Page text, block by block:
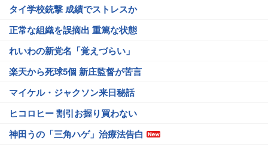
タイ学校銃撃 成績でストレスか
正常な組織を誤摘出 重篤な状態
れいわの新党名「覚えづらい」
楽天から死球5個 新庄監督が苦言
マイケル・ジャクソン来日秘話
ヒコロヒー 割引お握り買わない
神田うの「三角ハゲ」治療法告白